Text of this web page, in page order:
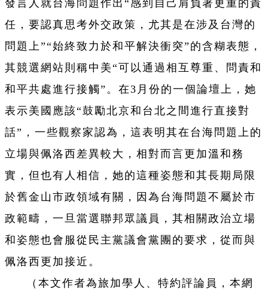
發言人就台海問題作出“感到自己肩負著更重的責
任，要認真思考外交政策，尤其是在涉及台灣的
問題上”“始終致力於和平解決衝突”的含糊表態，
其競選網站則稱中美“可以通過相互尊重、問責和
和平共處進行接觸”。在3月份的一個論壇上，她
表示美國應該“鼓勵北京和台北之間進行直接對
話”，一些觀察家認為，這表明其在台海問題上的
立場與佩洛西差異較大，相對而言更加溫和務
實，但也有人相信，她的這種姿態和其長期局限
於舊金山市政領域有關，因為台海問題不屬於市
政範疇，一旦當選聯邦眾議員，其相關政治立場
和姿態也會服從民主黨議會黨團的要求，從而與
佩洛西更加接近。
（本文作者為旅加學人、特約評論員，本網